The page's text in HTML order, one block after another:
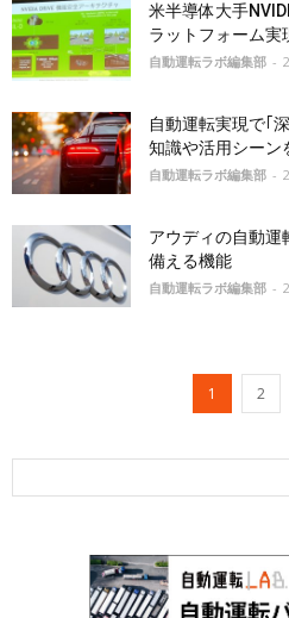
米半導体大手
ラットフォーム
自動運転ラボ編集部 -
自動運転実現で｢
知識や活用シーン
自動運転ラボ編集部 -
アウディの自動
備える機能
自動運転ラボ編集部 -
1 2